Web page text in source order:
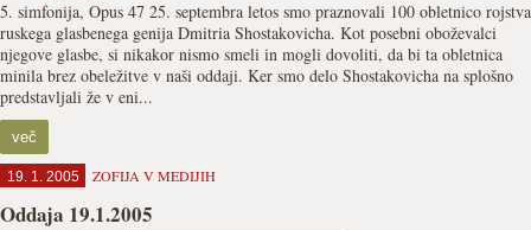
5. simfonija, Opus 47 25. septembra letos smo praznovali 100 obletnico rojstva
ruskega glasbenega genija Dmitria Shostakovicha. Kot posebni oboževalci
njegove glasbe, si nikakor nismo smeli in mogli dovoliti, da bi ta obletnica
minila brez obeležitve v naši oddaji. Ker smo delo Shostakovicha na splošno
predstavljali že v eni...
več
19. 1. 2005 ZOFIJA V MEDIJIH
Oddaja 19.1.2005